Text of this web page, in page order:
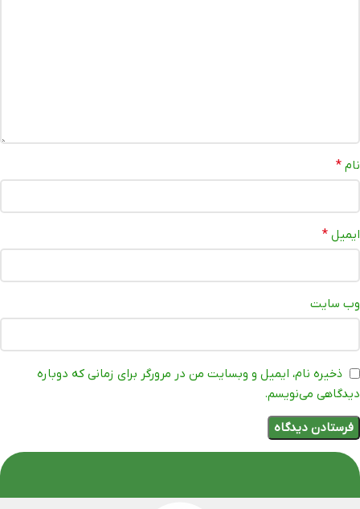
نام *
ایمیل *
وب‌ سایت
ذخیره نام، ایمیل و وبسایت من در مرورگر برای زمانی که دوباره
دیدگاهی می‌نویسم.